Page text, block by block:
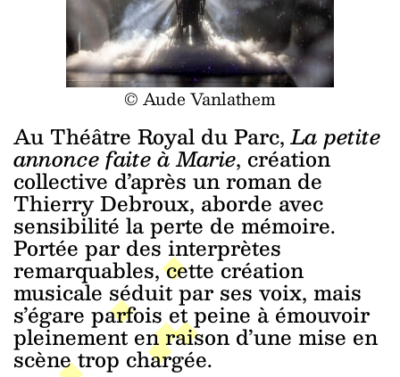
© Aude Vanlathem
Au Théâtre Royal du Parc,La petite
annonce faite à Marie, création
collective d’après un roman de
Thierry Debroux, aborde avec
sensibilité la perte de mémoire.
Portée par des interprètes
remarquables, cette création
musicale séduit par ses voix, mais
s’égare parfois et peine à émouvoir
pleinement en raison d’une mise en
scène trop chargée.